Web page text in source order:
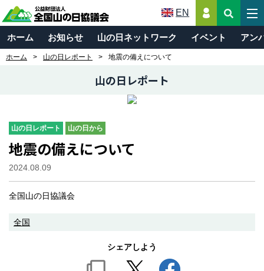
EN
ホーム お知らせ 山の日ネットワーク イベント アン
ホーム 山の日レポート 地震の備えについて
山の日レポート
山の日レポート 山の日から
地震の備えについて
2024.08.09
全国山の日協議会
全国
シェアしよう